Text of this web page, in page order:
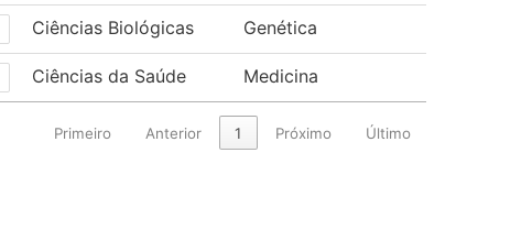
Ciências Biológicas Genética
Ciências da Saúde Medicina
Primeiro Anterior 1 Próximo Último